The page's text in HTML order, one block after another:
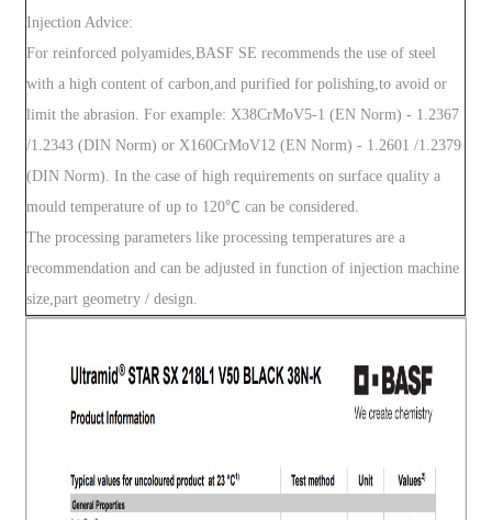
Injection Advice:
For reinforced polyamides,BASF SE recommends the use of steel
with a high content of carbon,and purified for polishing,to avoid or
limit the abrasion. For example: X38CrMoV5-1 (EN Norm) - 1.2367
/1.2343 (DIN Norm) or X160CrMoV12 (EN Norm) - 1.2601 /1.2379
(DIN Norm). In the case of high requirements on surface quality a
mould temperature of up to 120℃ can be considered.
The processing parameters like processing temperatures are a
recommendation and can be adjusted in function of injection machine
size,part geometry / design.